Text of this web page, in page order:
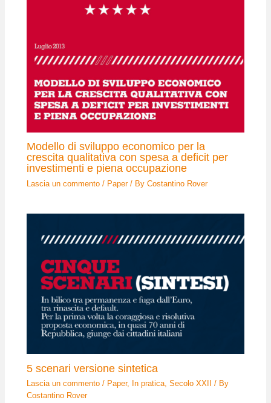
Modello di sviluppo economico per la
crescita qualitativa con spesa a deficit per
investimenti e piena occupazione
Lascia un commento / Paper/ ByCostantino Rover
5 scenari versione sintetica
Lascia un commento / Paper, In pratica,Secolo XXII
/ By
Costantino Rover